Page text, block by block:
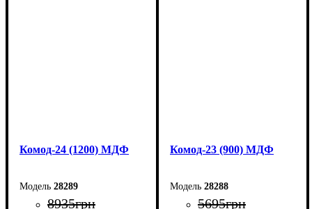
Комод-24 (1200) МДФ
28289
8935грн
Комод-23 (900) МДФ
28288
5695грн